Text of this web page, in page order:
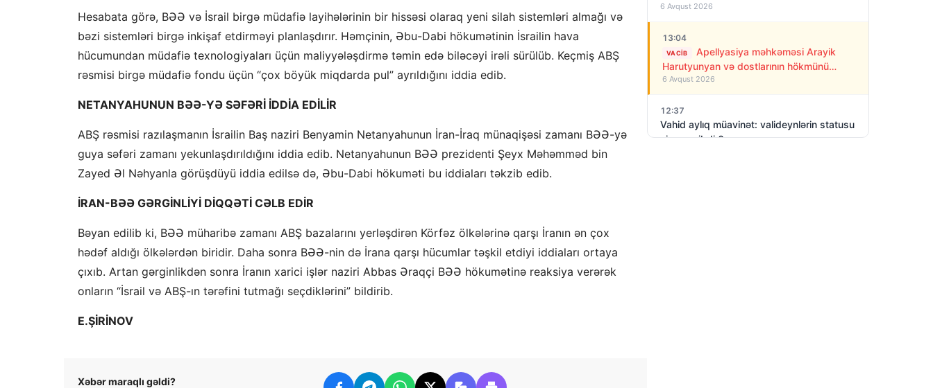
Hesabata görə, BƏƏ və İsrail birgə müdafiə layihələrinin bir hissəsi olaraq yeni silah sistemləri almağı və
bəzi sistemləri birgə inkişaf etdirməyi planlaşdırır. Həmçinin, Əbu-Dabi hökumətinin İsrailin hava
hücumundan müdafiə texnologiyaları üçün maliyyələşdirmə təmin edə biləcəyi irəli sürülüb. Keçmiş ABŞ
rəsmisi birgə müdafiə fondu üçün “çox böyük miqdarda pul” ayrıldığını iddia edib.
NETANYAHUNUN BƏƏ-YƏ SƏFƏRİ İDDİA EDİLİR
ABŞ rəsmisi razılaşmanın İsrailin Baş naziri Benyamin Netanyahunun İran-İraq münaqişəsi zamanı BƏƏ-yə
guya səfəri zamanı yekunlaşdırıldığını iddia edib. Netanyahunun BƏƏ prezidenti Şeyx Məhəmməd bin
Zayed Əl Nəhyanla görüşdüyü iddia edilsə də, Əbu-Dabi hökuməti bu iddiaları təkzib edib.
İRAN-BƏƏ GƏRGİNLİYİ DİQQƏTİ CƏLB EDİR
Bəyan edilib ki, BƏƏ müharibə zamanı ABŞ bazalarını yerləşdirən Körfəz ölkələrinə qarşı İranın ən çox
hədəf aldığı ölkələrdən biridir. Daha sonra BƏƏ-nin də İrana qarşı hücumlar təşkil etdiyi iddiaları ortaya
çıxıb. Artan gərginlikdən sonra İranın xarici işlər naziri Abbas Əraqçi BƏƏ hökumətinə reaksiya verərək
onların “İsrail və ABŞ-ın tərəfini tutmağı seçdiklərini” bildirib.
E.ŞİRİNOV
Xəbər maraqlı gəldi?
deyir
6 Avqust 2026
13:04
VACIB
Apellyasiya məhkəməsi Arayik
Harutyunyan və dostlarının hökmünü
qüvvədə saxladı!
6 Avqust 2026
12:37
Vahid aylıq müavinət: valideynlərin statusu
niyə vacibdir?